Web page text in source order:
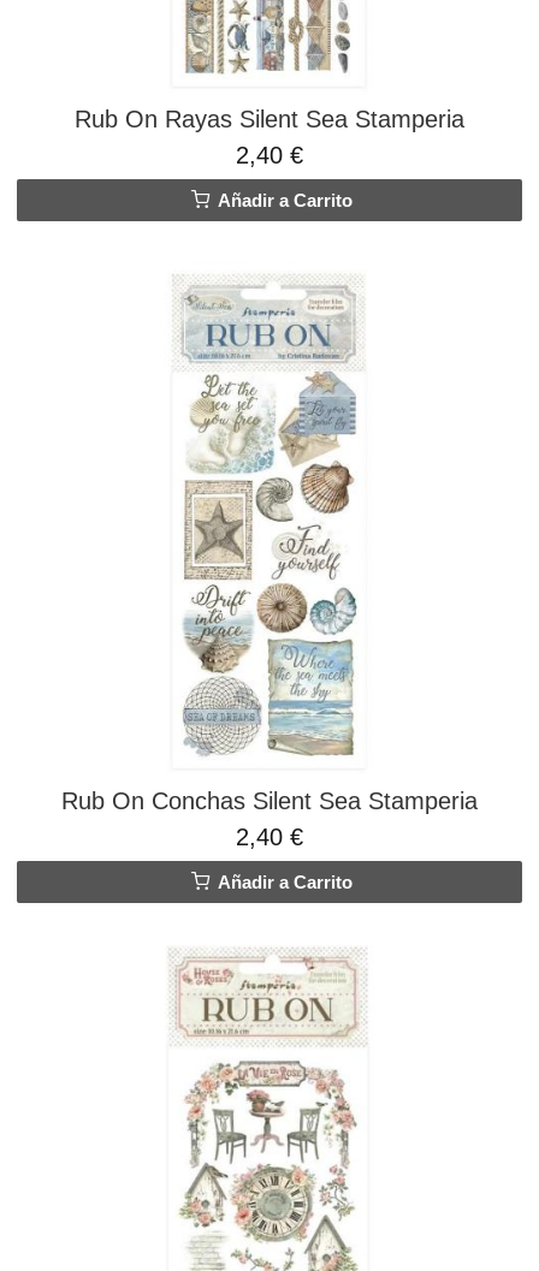
Rub On Rayas Silent Sea Stamperia
2,40 €
Añadir a Carrito
Rub On Conchas Silent Sea Stamperia
2,40 €
Añadir a Carrito